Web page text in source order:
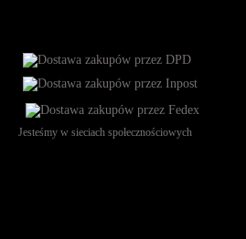
Jesteśmy w sieciach społecznościowych